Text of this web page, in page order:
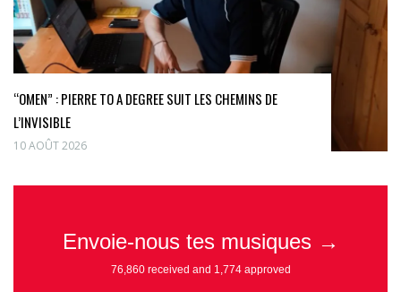
“OMEN” : PIERRE TO A DEGREE SUIT LES CHEMINS DE
L’INVISIBLE
10 AOÛT 2026